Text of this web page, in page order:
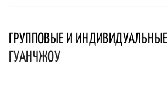
ГРУППОВЫЕ И ИНДИВИДУАЛЬНЫЕ
ГУАНЧЖОУ